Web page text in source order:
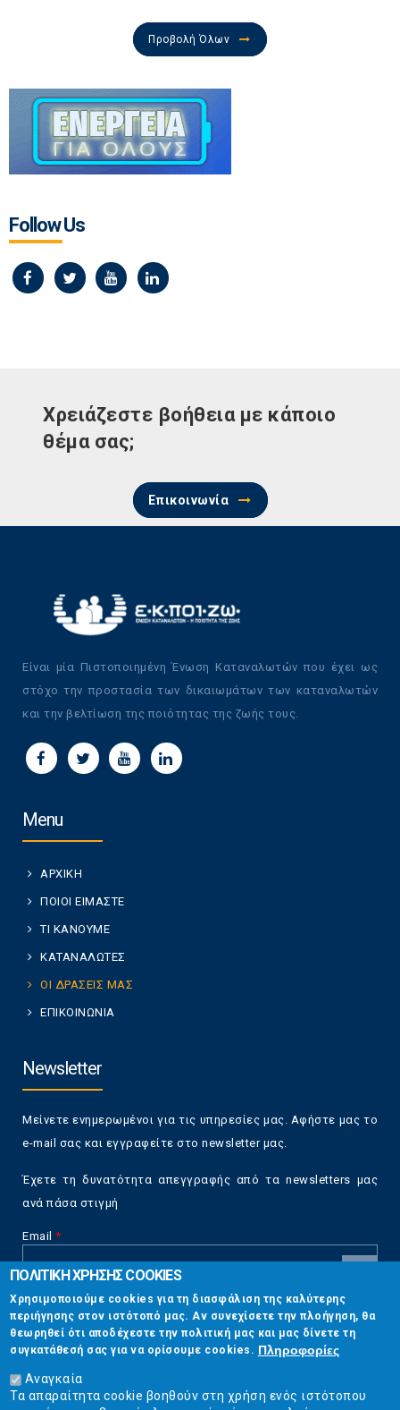
Προβολή Όλων
Follow Us
Χρειάζεστε βοήθεια με κάποιο
θέμα σας;
Επικοινωνία
Είναι μία Πιστοποιημένη Ένωση Καταναλωτών που έχει ως
στόχο την προστασία των δικαιωμάτων των καταναλωτών
και την βελτίωση της ποιότητας της ζωής τους.
Menu
ΑΡΧΙΚΗ
ΠΟΙΟΙ ΕΙΜΑΣΤΕ
ΤΙ ΚΑΝΟΥΜΕ
ΚΑΤΑΝΑΛΩΤΕΣ
ΟΙ ΔΡΑΣΕΙΣ ΜΑΣ
ΕΠΙΚΟΙΝΩΝΙΑ
Newsletter
Μείνετε ενημερωμένοι για τις υπηρεσίες μας. Αφήστε μας το
e-mail σας και εγγραφείτε στο newsletter μας.
Έχετε τη δυνατότητα απεγγραφής από τα newsletters μας
ανά πάσα στιγμή
Email *
CAPTCHA
This
question is
for testing
whether or
not you are a
human visitor
Επικοινωνία
Στουρνάρη 17, Αθήνα 10683
ΠΟΛΙΤΙΚΗ ΧΡΗΣΗΣ COOKIES
Χρησιμοποιούμε cookies για τη διασφάλιση της καλύτερης
περιήγησης στον ιστότοπό μας. Αν συνεχίσετε την πλοήγηση, θα
θεωρηθεί ότι αποδέχεστε την πολιτική μας και μας δίνετε τη
συγκατάθεσή σας για να ορίσουμε cookies. Πληροφορίες
Αναγκαία
Τα απαραίτητα cookie βοηθούν στη χρήση ενός ιστότοπου